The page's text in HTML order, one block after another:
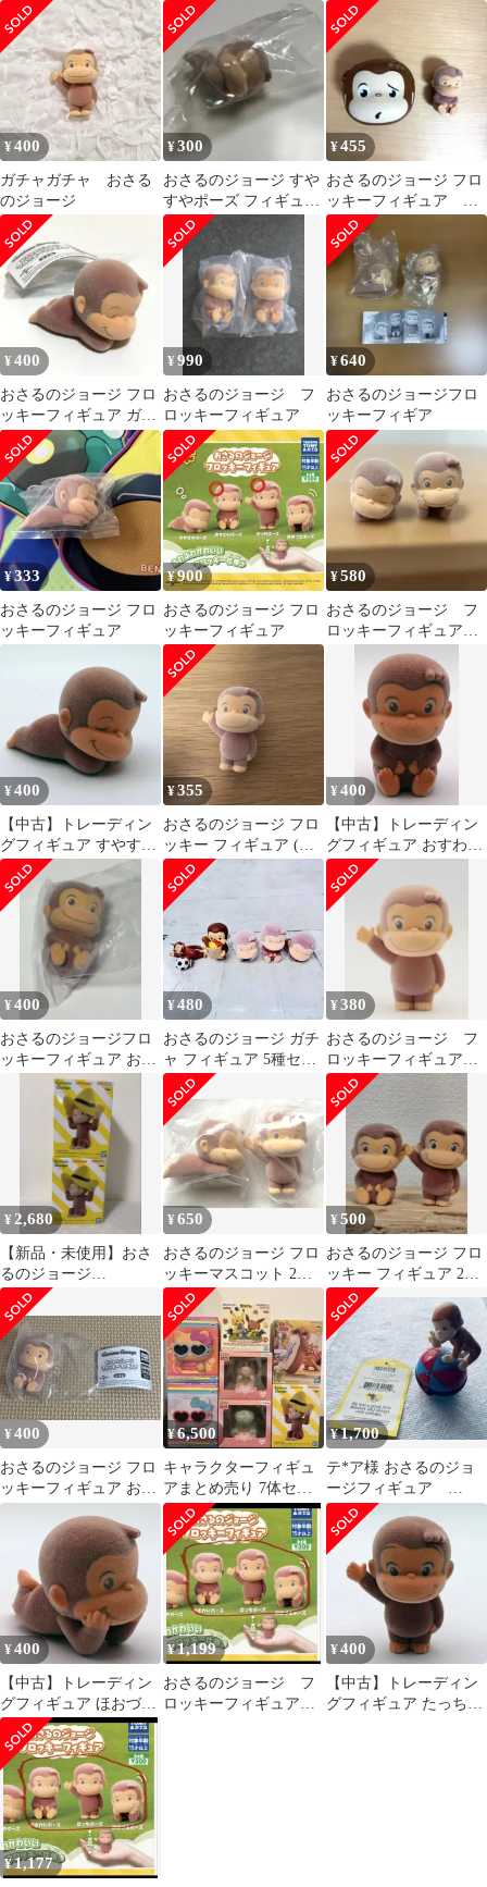
４種 セット
¥400
ガチャガチャ おさる
のジョージ
¥300
おさるのジョージ すや
すやポーズ フィギュア
ガチャ
¥455
おさるのジョージ フロ
ッキーフィギュア フ
ェイス型シリコンケー
ス 2
¥400
おさるのジョージ フロ
ッキーフィギュア ガチ
ャ おやすみポーズ
¥990
おさるのジョージ フ
ロッキーフィギュア
¥640
おさるのジョージフロ
ッキーフィギア
¥333
おさるのジョージ フロ
ッキーフィギュア
¥900
おさるのジョージ フロ
ッキーフィギュア
¥580
おさるのジョージ フ
ロッキーフィギュアセ
¥400
【中古】トレーディン
グフィギュア すやすや
ポーズ 「おさるのジョ
ージ フロッキーフィギ
ュア」
¥355
おさるのジョージ フロ
ッキー フィギュア (手
上げ)
¥400
【中古】トレーディン
グフィギュア おすわり
ポーズ 「おさるのジョ
ージ フロッキーフィギ
ュア」
¥400
おさるのジョージフロ
ッキーフィギュア おす
わりポーズ
¥480
おさるのジョージ ガチ
ャ フィギュア 5種セッ
ト タカラトミーアーツ
フロッキー
¥380
おさるのジョージ フ
ロッキーフィギュア
たっちポーズ
¥ 2,680
【新品・未使用】おさ
るのジョージ
SOFVIMATES フィギュ
ア 2個セット
¥650
おさるのジョージ フロ
ッキーマスコット 2種
セット
¥500
おさるのジョージ フロ
ッキー フィギュア 2体
セット
¥400
おさるのジョージ フロ
ッキーフィギュア おす
わりポーズ
¥6,500
キャラクターフィギュ
アまとめ売り 7体セッ
ト
¥1,700
テ*ア様 おさるのジョ
ージフィギュア
Curious George
¥400
【中古】トレーディン
グフィギュア ほおづえ
ポーズ 「おさるのジョ
ージ フロッキーフィギ
ュア」
¥1,199
おさるのジョージ フ
ロッキーフィギュア
¥400
【中古】トレーディン
グフィギュア たっちポ
¥1,177